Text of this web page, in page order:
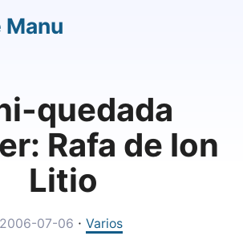
Manu
quedada
Rafa de Ion
Litio
2006-07-06 · Varios